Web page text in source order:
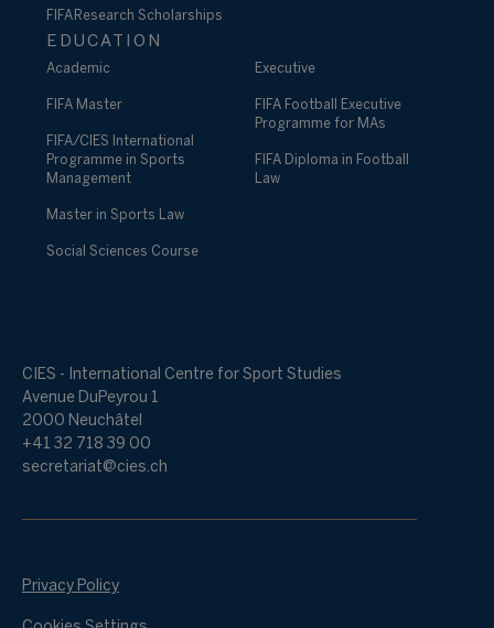
FIFA Research Scholarships
EDUCATION
Academic
FIFA Master
FIFA/CIES International
Programme in Sports
Management
Master in Sports Law
Social Sciences Course
Executive
FIFA Football Executive
Programme for MAs
FIFA Diploma in Football
Law
CIES - International Centre for Sport Studies
Avenue DuPeyrou 1
2000 Neuchâtel
+41 32 718 39 00
secretariat@cies.ch
Privacy Policy